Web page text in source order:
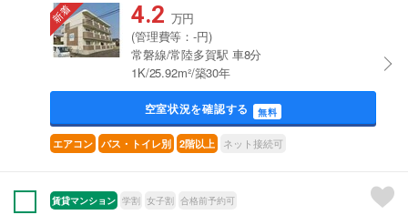
4.2 万円
(管理費等：-円)
常磐線/常陸多賀駅 車8分
1K/25.92m²/築30年
空室状況を確認する 無料
エアコン バス・トイレ別 2階以上 ネット接続可
賃貸マンション 学割 女子割 合格前予約可